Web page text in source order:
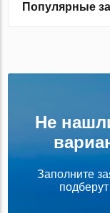
Популярные
Не
Заполните